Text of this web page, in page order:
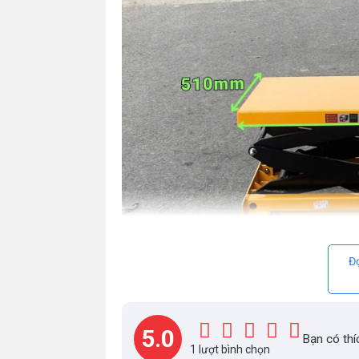
Thông số kỹ thuật chi tiết
5.0 1 lượt bình chọn
Bạn có